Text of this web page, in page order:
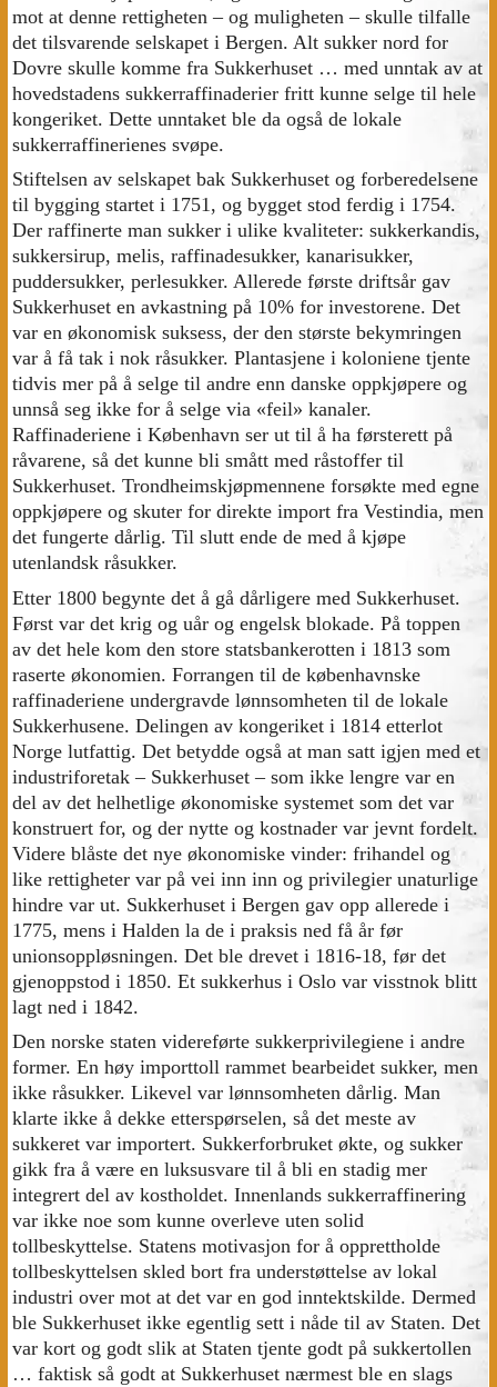
mot at denne rettigheten – og muligheten – skulle tilfalle
det tilsvarende selskapet i Bergen. Alt sukker nord for
Dovre skulle komme fra Sukkerhuset … med unntak av at
hovedstadens sukkerraffinaderier fritt kunne selge til hele
kongeriket. Dette unntaket ble da også de lokale
sukkerraffinerienes svøpe.
Stiftelsen av selskapet bak Sukkerhuset og forberedelsene
til bygging startet i 1751, og bygget stod ferdig i 1754.
Der raffinerte man sukker i ulike kvaliteter: sukkerkandis,
sukkersirup, melis, raffinadesukker, kanarisukker,
puddersukker, perlesukker. Allerede første driftsår gav
Sukkerhuset en avkastning på 10% for investorene. Det
var en økonomisk suksess, der den største bekymringen
var å få tak i nok råsukker. Plantasjene i koloniene tjente
tidvis mer på å selge til andre enn danske oppkjøpere og
unnså seg ikke for å selge via «feil» kanaler.
Raffinaderiene i København ser ut til å ha førsterett på
råvarene, så det kunne bli smått med råstoffer til
Sukkerhuset. Trondheimskjøpmennene forsøkte med egne
oppkjøpere og skuter for direkte import fra Vestindia, men
det fungerte dårlig. Til slutt ende de med å kjøpe
utenlandsk råsukker.
Etter 1800 begynte det å gå dårligere med Sukkerhuset.
Først var det krig og uår og engelsk blokade. På toppen
av det hele kom den store statsbankerotten i 1813 som
raserte økonomien. Forrangen til de københavnske
raffinaderiene undergravde lønnsomheten til de lokale
Sukkerhusene. Delingen av kongeriket i 1814 etterlot
Norge lutfattig. Det betydde også at man satt igjen med et
industriforetak – Sukkerhuset – som ikke lengre var en
del av det helhetlige økonomiske systemet som det var
konstruert for, og der nytte og kostnader var jevnt fordelt.
Videre blåste det nye økonomiske vinder: frihandel og
like rettigheter var på vei inn inn og privilegier unaturlige
hindre var ut. Sukkerhuset i Bergen gav opp allerede i
1775, mens i Halden la de i praksis ned få år før
unionsoppløsningen. Det ble drevet i 1816-18, før det
gjenoppstod i 1850. Et sukkerhus i Oslo var visstnok blitt
lagt ned i 1842.
Den norske staten videreførte sukkerprivilegiene i andre
former. En høy importtoll rammet bearbeidet sukker, men
ikke råsukker. Likevel var lønnsomheten dårlig. Man
klarte ikke å dekke etterspørselen, så det meste av
sukkeret var importert. Sukkerforbruket økte, og sukker
gikk fra å være en luksusvare til å bli en stadig mer
integrert del av kostholdet. Innenlands sukkerraffinering
var ikke noe som kunne overleve uten solid
tollbeskyttelse. Statens motivasjon for å opprettholde
tollbeskyttelsen skled bort fra understøttelse av lokal
industri over mot at det var en god inntektskilde. Dermed
ble Sukkerhuset ikke egentlig sett i nåde til av Staten. Det
var kort og godt slik at Staten tjente godt på sukkertollen
… faktisk så godt at Sukkerhuset nærmest ble en slags